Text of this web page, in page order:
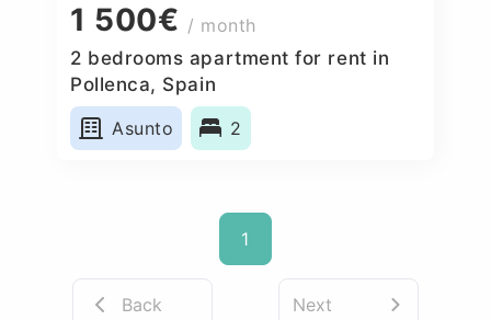
1 500€ / month
2 bedrooms apartment for rent in
Pollenca, Spain
Asunto
2
1
Back Next